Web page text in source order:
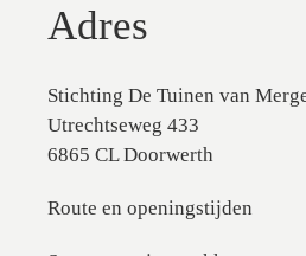
Adres
Stichting De Tuinen van
Utrechtseweg 433
6865 CL Doorwerth
Route en openingstijden